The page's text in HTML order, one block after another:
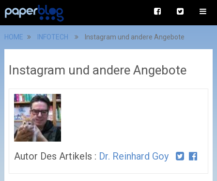
HOME INFOTECH Instagram und andere Angebote
Instagram und andere Angebote
Autor Des Artikels : Dr. Reinhard Goy